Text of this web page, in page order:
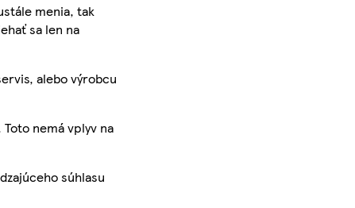
menia, tak
sa len na
alebo výrobcu
nemá vplyv na
súhlasu